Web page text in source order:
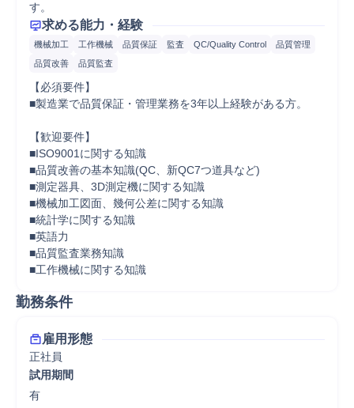
す。
求める能力・経験
機械加工 工作機械 品質保証 監査 QC/Quality Control
品質管理
品質改善
品質監査
【必須要件】
■製造業で品質保証・管理業務を3年以上経験がある方。
【歓迎要件】
■ISO9001に関する知識
■品質改善の基本知識(QC、新QC7つ道具など)
■測定器具、3D測定機に関する知識
■機械加工図面、幾何公差に関する知識
■統計学に関する知識
■英語力
■品質監査業務知識
■工作機械に関する知識
勤務条件
雇用形態
正社員
試用期間
有